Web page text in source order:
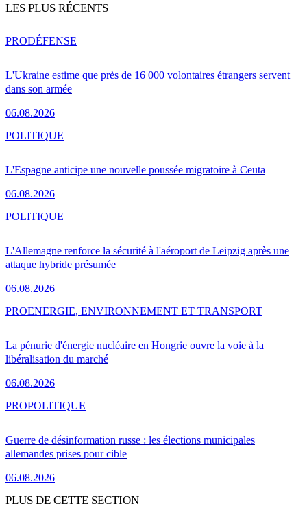
LES PLUS RÉCENTS
L'Ukraine estime que près de 16 000 volontaires étrangers servent
dans son armée
06.08.2026
PRODÉFENSE
L'Espagne anticipe une nouvelle poussée migratoire à Ceuta
06.08.2026
POLITIQUE
L'Allemagne renforce la sécurité à l'aéroport de Leipzig après une
attaque hybride présumée
06.08.2026
POLITIQUE
La pénurie d'énergie nucléaire en Hongrie ouvre la voie à la
libéralisation du marché
06.08.2026
PROENERGIE, ENVIRONNEMENT ET TRANSPORT
Guerre de désinformation russe : les élections municipales
allemandes prises pour cible
06.08.2026
PROPOLITIQUE
PLUS DE CETTE SECTION